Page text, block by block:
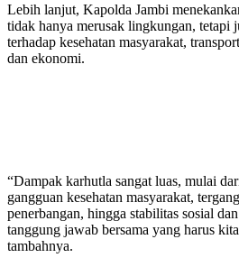
Lebih lanjut, Kapolda Jambi
tidak hanya merusak lingkungan, tetapi
terhadap kesehatan masyarakat,
dan ekonomi.
“Dampak karhutla sangat luas, mulai
gangguan kesehatan masyarakat,
penerbangan, hingga stabilitas sosial
tanggung jawab bersama yang harus
tambahnya.